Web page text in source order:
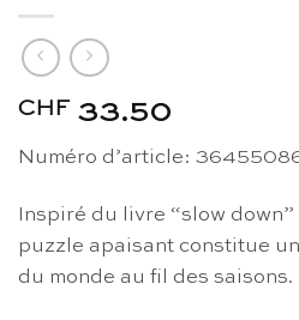
CHF 33.50
Numéro d’article:
Inspiré du livre “slow
puzzle apaisant constitue
du monde au fil des saisons.